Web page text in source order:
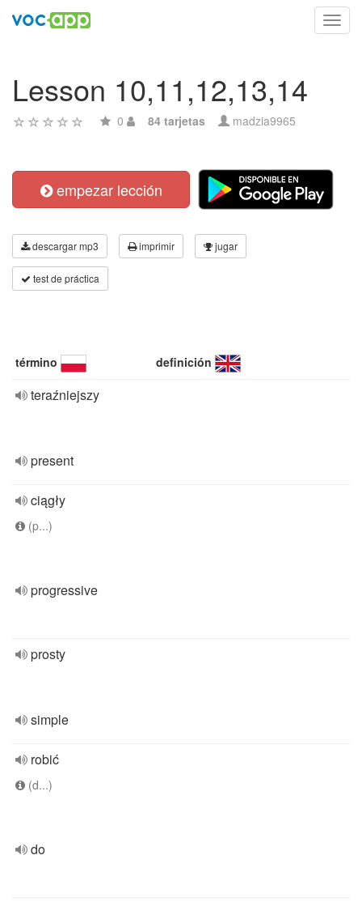
Lesson 10,11,12,13,14
0 84 tarjetas madzia9965
empezar lección
descargar mp3 imprimir jugar
test de práctica
término definición
teraźniejszy
present
ciągły
(p...)
progressive
prosty
simple
robić
(d...)
do